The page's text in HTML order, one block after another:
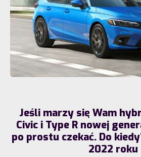
Jeśli marzy się Wam
Civic i Type R nowej
po prostu czekać. Do
2022 roku